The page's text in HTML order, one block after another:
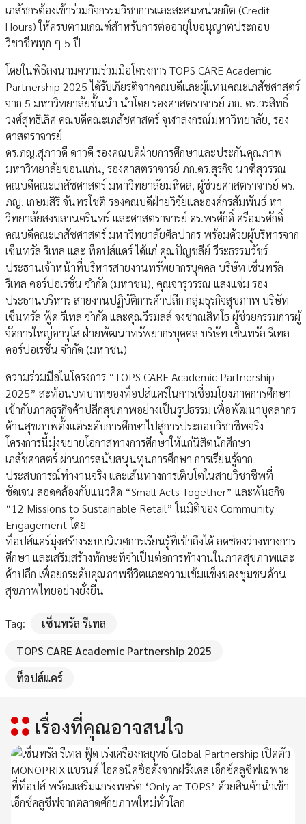
เภสัชกรต้องเข้าร่วมกิจกรรมวิชาการและสะสมหน่วยกิต (Credit
Hours) ให้ครบตามเกณฑ์สำหรับการต่ออายุใบอนุญาตประกอบ
วิชาชีพทุก ๆ 5 ปี
โดยในพิธีลงนามความร่วมมือโครงการ TOPS CARE Academic
Partnership 2025 ได้รับเกียรติจากคณบดีและผู้แทนคณะเภสัชศาสตร์
จาก 5 มหาวิทยาลัยชั้นนำ นำโดย รองศาสตราจารย์ ภก. ดร.วรสิทธิ์
วงศ์สุทธิเลิศ คณบดีคณะเภสัชศาสตร์ จุฬาลงกรณ์มหาวิทยาลัย, รอง
ศาสตราจารย์
ดร.ภญ.สุภาวดี ดาวดี รองคณบดีฝ่ายการศึกษาและประกันคุณภาพ
มหาวิทยาลัยขอนแก่น, รองศาสตราจารย์ ภก.ดร.สุรกิจ นาฑีสุวรรณ
คณบดีคณะเภสัชศาสตร์ มหาวิทยาลัยมหิดล, ผู้ช่วยศาสตราจารย์ ดร.
ภญ. เกษมสิริ จันทรโชติ รองคณบดีฝ่ายวิจัยและองค์กรสัมพันธ์ หา
วิทยาลัยสงขลานครินทร์ และศาสตราจารย์ ดร.พรศักดิ์ ศรีอมรศักดิ์
คณบดีคณะเภสัชศาสตร์ มหาวิทยาลัยศิลปากร พร้อมด้วยผู้บริหารจาก
เซ็นทรัล รีเทล และ ท็อปส์แคร์ ได้แก่ คุณปัญชลีย์ วีระธรรมวัชร์
ประธานเจ้าหน้าที่บริหารสายงานทรัพยากรบุคคล บริษัท เซ็นทรัล
รีเทล คอร์ปอเรชั่น จำกัด (มหาชน), คุณจารุวรรณ แสงแจ่ม รอง
ประธานบริหาร สายงานปฏิบัติการค้าปลีก กลุ่มธุรกิจสุขภาพ บริษัท
เซ็นทรัล ฟู้ด รีเทล จำกัด และคุณวีรมลล์ จงชาณสิทโธ ผู้ช่วยกรรมการผู้
จัดการใหญ่อาวุโส ฝ่ายพัฒนาทรัพยากรบุคคล บริษัท เซ็นทรัล รีเทล
คอร์ปอเรชั่น จำกัด (มหาชน)
ความร่วมมือในโครงการ “TOPS CARE Academic Partnership
2025” สะท้อนบทบาทของท็อปส์แคร์ในการเชื่อมโยงภาคการศึกษา
เข้ากับภาคธุรกิจค้าปลีกสุขภาพอย่างเป็นรูปธรรม เพื่อพัฒนาบุคลากร
ด้านสุขภาพตั้งแต่ระดับการศึกษาไปสู่การประกอบวิชาชีพจริง
โครงการนี้มุ่งขยายโอกาสทางการศึกษาให้แก่นิสิตนักศึกษา
เภสัชศาสตร์ ผ่านการสนับสนุนทุนการศึกษา การเรียนรู้จาก
ประสบการณ์ทำงานจริง และเส้นทางการเติบโตในสายวิชาชีพที่
ชัดเจน สอดคล้องกับแนวคิด “Small Acts Together” และพันธกิจ
“12 Missions to Sustainable Retail” ในมิติของ Community
Engagement โดย
ท็อปส์แคร์มุ่งสร้างระบบนิเวศการเรียนรู้ที่เข้าถึงได้ ลดช่องว่างทางการ
ศึกษา และเสริมสร้างทักษะที่จำเป็นต่อการทำงานในภาคสุขภาพและ
ค้าปลีก เพื่อยกระดับคุณภาพชีวิตและความเข้มแข็งของชุมชนด้าน
สุขภาพไทยอย่างยั่งยืน
Tag:
เซ็นทรัล รีเทล
TOPS CARE Academic Partnership 2025
ท็อปส์แคร์
เรื่องที่คุณอาจสนใจ